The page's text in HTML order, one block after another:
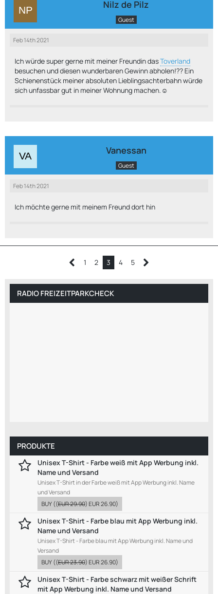
Nilz de Pilz
Guest
Feb 14th 2021
Ich würde super gerne mit meiner Freundin dasToverland
besuchen und diesen wunderbaren Gewinn abholen!?? Ein
Schienenstück meiner absoluten Lieblingsachterbahn würde
sich unfassbar gut in meiner Wohnung machen.☺️
Vanessan
Guest
Feb 14th 2021
Ich möchte gerne mit meinem Freund dort hin
1 2 3 4 5
RADIO FREIZEITPARKCHECK
PRODUKTE
Unisex T-Shirt - Farbe weiß mit App Werbung inkl.
Name und Versand
Unisex T-Shirt in der Farbe weiß mit App Werbung inkl. Name
und Versand
BUY((EUR 29.90)EUR 26.90)
Unisex T-Shirt - Farbe blau mit App Werbung inkl.
Name und Versand
Unisex T-Shirt - Farbe blau mit App Werbung inkl. Name und
Versand
BUY((EUR 23.90)EUR 26.90)
Unisex T-Shirt - Farbe schwarz mit weißer Schrift
mit App Werbung inkl. Name und Versand